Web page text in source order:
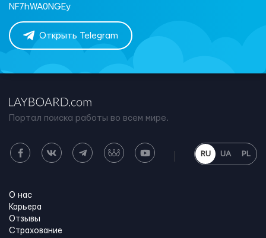
NF7hWA0NGEy
Открыть Telegram
Портал поиска работы во всем мире.
RU UA PL
О нас
Карьера
Отзывы
Страхование